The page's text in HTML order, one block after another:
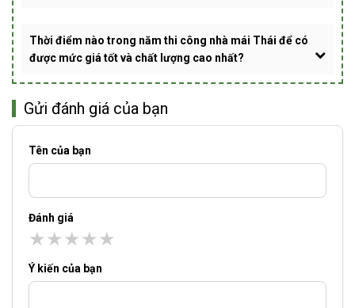
Thời điểm nào trong năm thi công nhà mái Thái để có
được mức giá tốt và chất lượng cao nhất?
Gửi đánh giá của bạn
Tên của bạn
Đánh giá
★★★★★
Ý kiến của bạn